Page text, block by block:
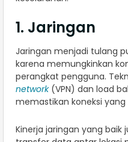
1. Jaringan
Jaringan menjadi tulang
karena memungkinkan
perangkat pengguna.
network(VPN) dan load
memastikan koneksi
Kinerja jaringan yang baik